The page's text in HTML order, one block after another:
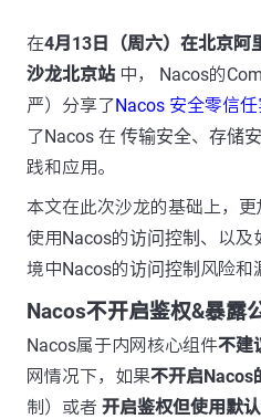
在4月13日（周六）在北京阿
沙龙北京站中， Nacos的
严）分享了Nacos 安全零信
了Nacos 在 传输安全、 存储
践和应用。
本文在此次沙龙的基础上，
使用Nacos的访问控制 、以及
境中Nacos的访问控制 风险和
Nacos不开启鉴权&暴露
Nacos属于内网核心组件不建
网情况下，如果不开启Nacos
制）或者 开启鉴权但使用默